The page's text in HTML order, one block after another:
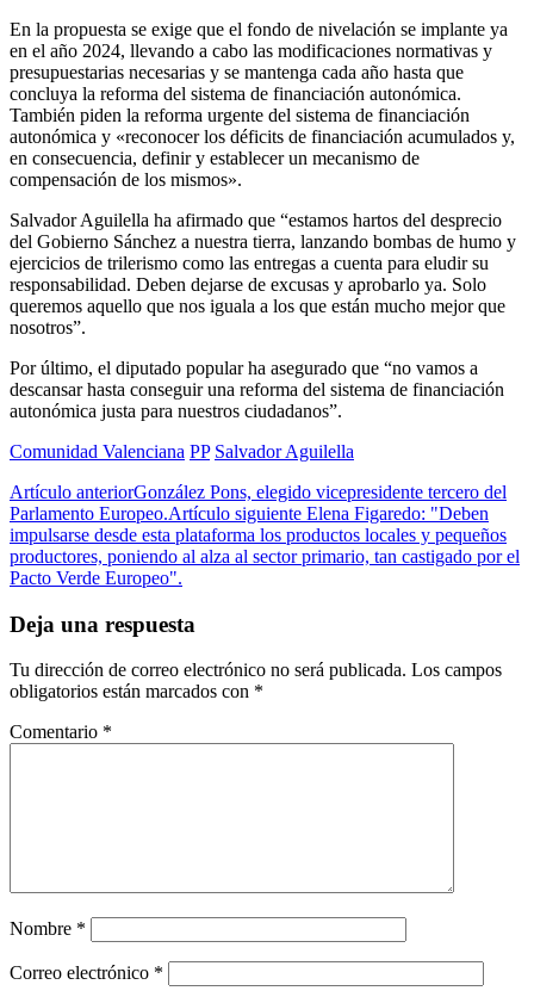
En la propuesta se exige que el fondo de nivelación se implante ya
en el año 2024, llevando a cabo las modificaciones normativas y
presupuestarias necesarias y se mantenga cada año hasta que
concluya la reforma del sistema de financiación autonómica.
También piden la reforma urgente del sistema de financiación
autonómica y «reconocer los déficits de financiación acumulados y,
en consecuencia, definir y establecer un mecanismo de
compensación de los mismos».
Salvador Aguilella ha afirmado que “estamos hartos del desprecio
del Gobierno Sánchez a nuestra tierra, lanzando bombas de humo y
ejercicios de trilerismo como las entregas a cuenta para eludir su
responsabilidad. Deben dejarse de excusas y aprobarlo ya. Solo
queremos aquello que nos iguala a los que están mucho mejor que
nosotros”.
Por último, el diputado popular ha asegurado que “no vamos a
descansar hasta conseguir una reforma del sistema de financiación
autonómica justa para nuestros ciudadanos”.
Comunidad Valenciana PP Salvador Aguilella
Artículo anteriorGonzález Pons, elegido vicepresidente tercero del
Parlamento Europeo.Artículo siguiente Elena Figaredo: "Deben
impulsarse desde esta plataforma los productos locales y pequeños
productores, poniendo al alza al sector primario, tan castigado por el
Pacto Verde Europeo".
Deja una respuesta
Tu dirección de correo electrónico no será publicada. Los campos
obligatorios están marcados con *
Comentario *
Nombre *
Correo electrónico *